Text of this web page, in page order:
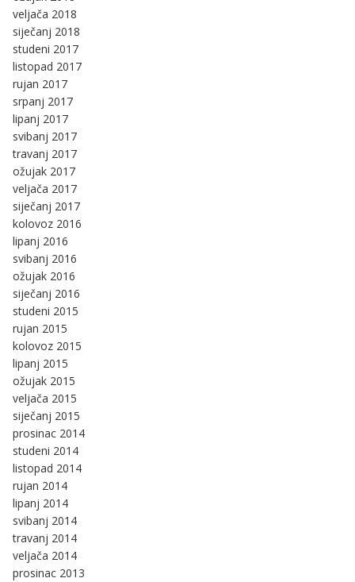
veljača 2018
siječanj 2018
studeni 2017
listopad 2017
rujan 2017
srpanj 2017
lipanj 2017
svibanj 2017
travanj 2017
ožujak 2017
veljača 2017
siječanj 2017
kolovoz 2016
lipanj 2016
svibanj 2016
ožujak 2016
siječanj 2016
studeni 2015
rujan 2015
kolovoz 2015
lipanj 2015
ožujak 2015
veljača 2015
siječanj 2015
prosinac 2014
studeni 2014
listopad 2014
rujan 2014
lipanj 2014
svibanj 2014
travanj 2014
veljača 2014
prosinac 2013